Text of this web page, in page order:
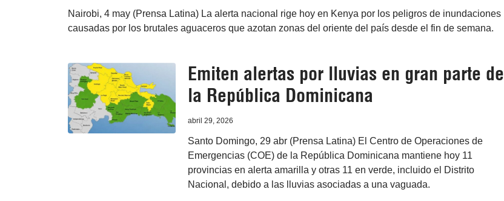
Nairobi, 4 may (Prensa Latina) La alerta nacional rige hoy en Kenya por los peligros de inundaciones
causadas por los brutales aguaceros que azotan zonas del oriente del país desde el fin de semana.
Emiten alertas por lluvias en gran parte de
la República Dominicana
abril 29, 2026
Santo Domingo, 29 abr (Prensa Latina) El Centro de Operaciones de
Emergencias (COE) de la República Dominicana mantiene hoy 11
provincias en alerta amarilla y otras 11 en verde, incluido el Distrito
Nacional, debido a las lluvias asociadas a una vaguada.